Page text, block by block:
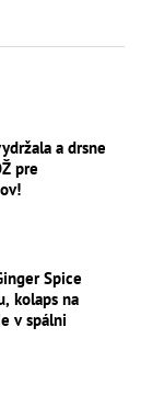
a drsne
pre
Spice
kolaps na
v spálni